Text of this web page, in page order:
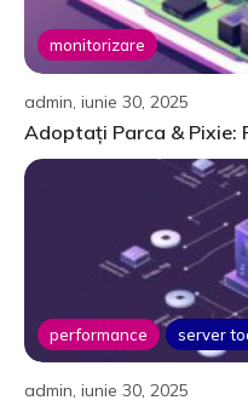
monitorizare
admin, iunie 30, 2025
Adoptați Parca & Pixie:
performance server
admin, iunie 30, 2025